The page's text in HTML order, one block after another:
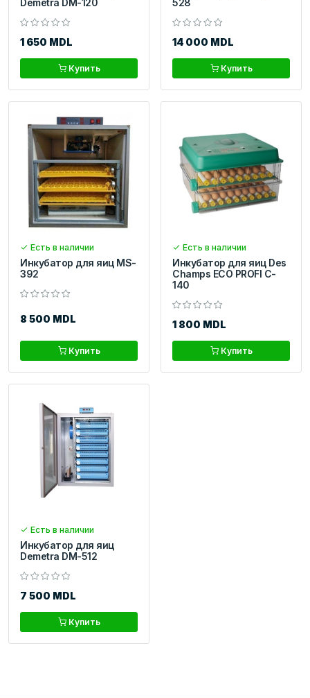
Demetra DM-120
1 650 MDL
Купить
528
14 000 MDL
Купить
Есть в наличии
Инкубатор для яиц MS-
392
8 500 MDL
Купить
Есть в наличии
Инкубатор для яиц Des
Champs ECO PROFI C-
140
1 800 MDL
Купить
Есть в наличии
Инкубатор для яиц
Demetra DM-512
7 500 MDL
Купить